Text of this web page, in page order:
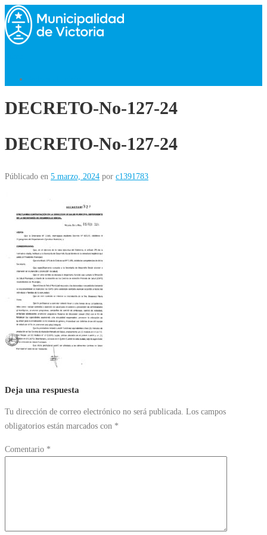
Saltar
al
contenido
DECRETO-No-127-24
DECRETO-No-127-24
Públicado en 5 marzo, 2024 por c1391783
Deja una respuesta
Tu dirección de correo electrónico no será publicada. Los campos
obligatorios están marcados con *
Comentario *